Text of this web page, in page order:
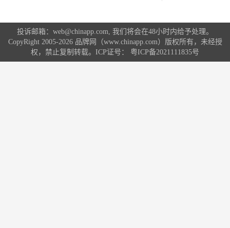
投诉邮箱：web@chinapp.com, 我们将会在48小时内给予处理。
CopyRight 2005-2026 品牌网（www.chinapp.com）版权所有，未经授
权，禁止复制转载。ICP证号： 粤ICP备2021111835号